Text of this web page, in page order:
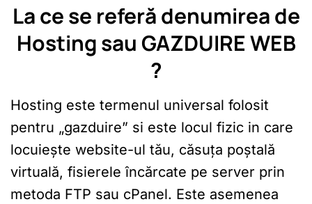
La ce se referă denumirea de
Hosting sau GAZDUIRE WEB
?
Hosting este termenul universal folosit
pentru „gazduire” si este locul fizic in care
locuiește website-ul tău, căsuța poștală
virtuală, fisierele încărcate pe server prin
metoda FTP sau cPanel. Este asemenea